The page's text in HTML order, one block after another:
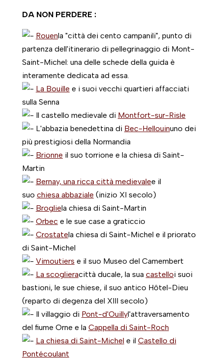
DA NON PERDERE :
Rouenla "città dei cento campanili", punto di
partenza dell'itinerario di pellegrinaggio di Mont-
Saint-Michel: una delle schede della guida è
interamente dedicata ad essa.
La Bouille e i suoi vecchi quartieri affacciati
sulla Senna
Il castello medievale di Montfort-sur-Risle
L'abbazia benedettina di Bec-Hellouinuno dei
più prestigiosi della Normandia
Brionne il suo torrione e la chiesa di Saint-
Martin
Bernay, una ricca città medievalee il
suo chiesa abbaziale (inizio XI secolo)
Brogliela chiesa di Saint-Martin
Orbec e le sue case a graticcio
Crostatela chiesa di Saint-Michel e il priorato
di Saint-Michel
Vimoutiers e il suo Museo del Camembert
La scoglieracittà ducale, la sua castelloi suoi
bastioni, le sue chiese, il suo antico Hôtel-Dieu
(reparto di degenza del XIII secolo)
Il villaggio di Pont-d'Ouillyl'attraversamento
del fiume Orne e la Cappella di Saint-Roch
La chiesa di Saint-Michel e il Castello di
Pontécoulant